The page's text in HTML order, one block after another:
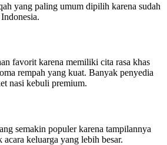
yang paling umum dipilih karena sudah
favorit karena memiliki cita rasa khas
rempah yang kuat. Banyak penyedia
nasi kebuli premium.
semakin populer karena tampilannya
keluarga yang lebih besar.